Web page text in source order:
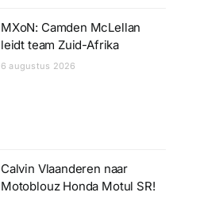
MXoN: Camden McLellan
leidt team Zuid-Afrika
6 augustus 2026
Calvin Vlaanderen naar
Motoblouz Honda Motul SR!